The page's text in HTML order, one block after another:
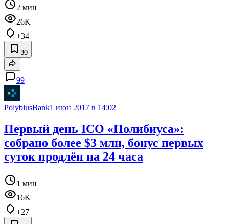
2 мин
26K
+34
30
99
PolybiusBank1 июн 2017 в 14:02
Первый день ICO «Полибиуса»:
собрано более $3 млн, бонус первых
суток продлён на 24 часа
1 мин
16K
+27